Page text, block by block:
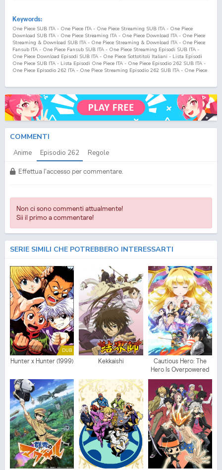
Keywords:
One Piece SUB ITA - One Piece ITA - One Piece Streaming SUB ITA - One Piece
Download SUB ITA - One Piece Streaming ITA - One Piece Download ITA - One Piece
Streaming & Download SUB ITA - One Piece Streaming & Download ITA - One Piece
Fansub ITA - One Piece Fansub SUB ITA - One Piece Streaming Episodi SUB ITA -
One Piece Download Episodi SUB ITA - One Piece Sottotitoli Italiani - Lista Episodi
One Piece SUB ITA - Lista Episodi One Piece ITA - One Piece Episodio 262 SUB ITA -
One Piece Episodio 262 ITA - One Piece Streaming Episodio 262 SUB ITA - One Piece
COMMENTI
Anime Episodio 262 Regole
Effettua l'accesso per commentare.
Non ci sono commenti attualmente!
Sii il primo a commentare!
SERIE SIMILI CHE POTREBBERO INTERESSARTI
DUB
Hunter x Hunter (1999) Kekkaishi
Cautious Hero: The
Hero Is Overpowered
but Overly Cautious